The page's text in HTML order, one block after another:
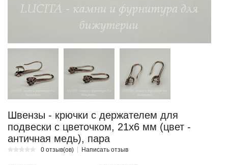
Швензы - крючки с держателем для
подвески c цветочком, 21х6 мм (цвет -
античная медь), пара
0 отзыв(ов) Написать отзыв